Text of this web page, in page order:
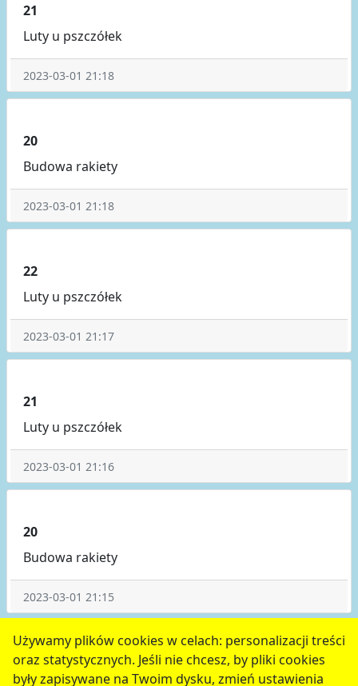
Używamy plików cookies w celach: personalizacji treści
oraz statystycznych. Jeśli nie chcesz, by pliki cookies
były zapisywane na Twoim dysku, zmień ustawienia
21
Luty u pszczółek
2023-03-01 21:18
20
Budowa rakiety
2023-03-01 21:18
22
Luty u pszczółek
2023-03-01 21:17
21
Luty u pszczółek
2023-03-01 21:16
20
Budowa rakiety
2023-03-01 21:15
poprzednie 1 2 3 4 5 następne
serwis jest częścią portalu miejskiegowww.chojnow.eu